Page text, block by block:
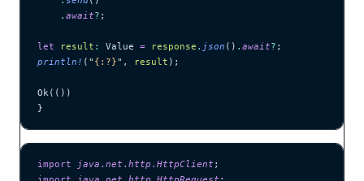
    .
await? ;
let result : Value = response . json () . await? ;
println! ( " {:?}" , result );
Ok(())
}
import java . net . http . HttpClient ;